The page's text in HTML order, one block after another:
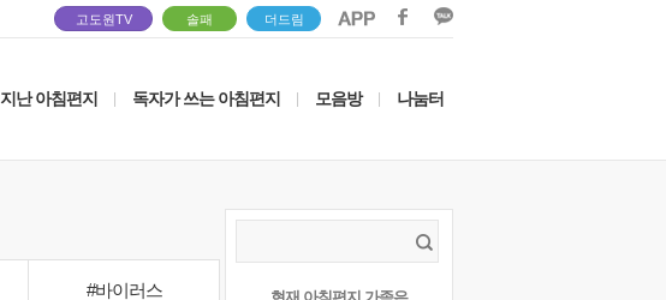
고도원TV 솔패 더드림
지난 아침편지 독자가 쓰는 아침편지 모음방 나눔터
#바이러스